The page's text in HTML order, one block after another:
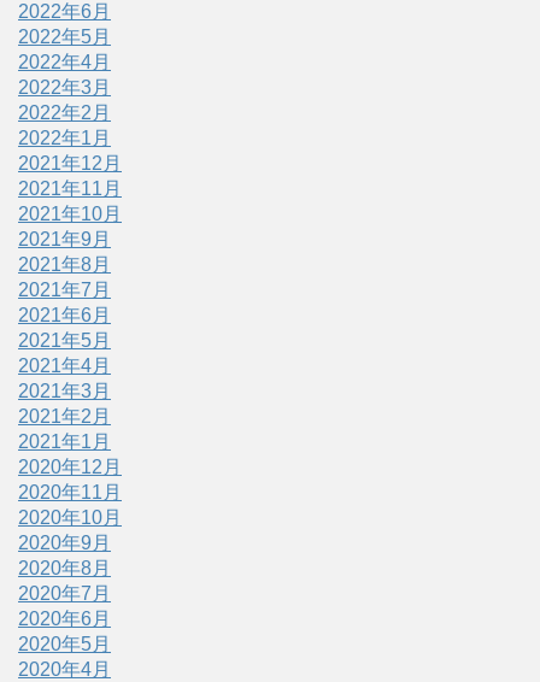
2022年6月
2022年5月
2022年4月
2022年3月
2022年2月
2022年1月
2021年12月
2021年11月
2021年10月
2021年9月
2021年8月
2021年7月
2021年6月
2021年5月
2021年4月
2021年3月
2021年2月
2021年1月
2020年12月
2020年11月
2020年10月
2020年9月
2020年8月
2020年7月
2020年6月
2020年5月
2020年4月